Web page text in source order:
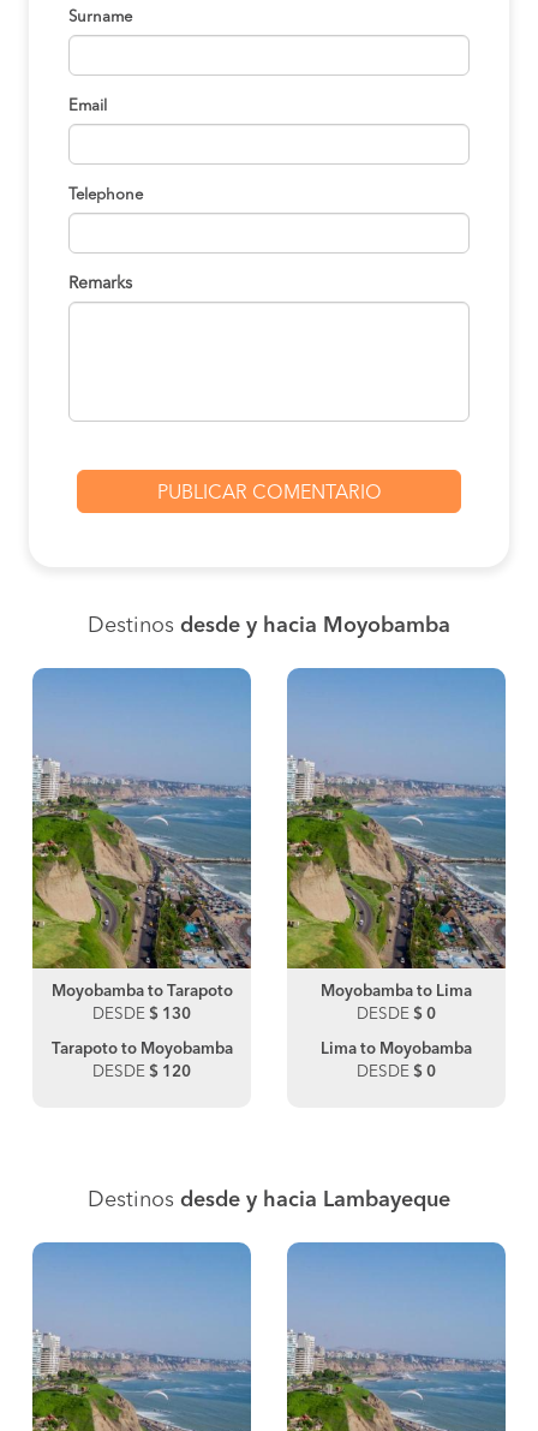
Surname
Email
Telephone
Remarks
Destinos desde y hacia Moyobamba
Moyobamba to Tarapoto
DESDE $ 130
Tarapoto to Moyobamba
DESDE $ 120
Moyobamba to Lima
DESDE $ 0
Lima to Moyobamba
DESDE $ 0
Destinos desde y hacia Lambayeque